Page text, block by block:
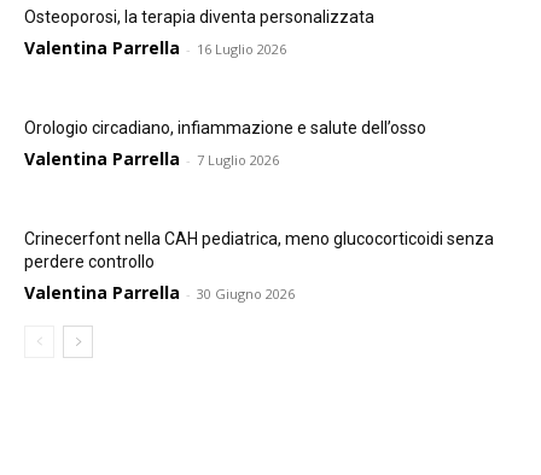
Osteoporosi, la terapia diventa personalizzata
Valentina Parrella - 16 Luglio 2026
Orologio circadiano, infiammazione e salute dell’osso
Valentina Parrella - 7 Luglio 2026
Crinecerfont nella CAH pediatrica, meno glucocorticoidi senza
perdere controllo
Valentina Parrella - 30 Giugno 2026